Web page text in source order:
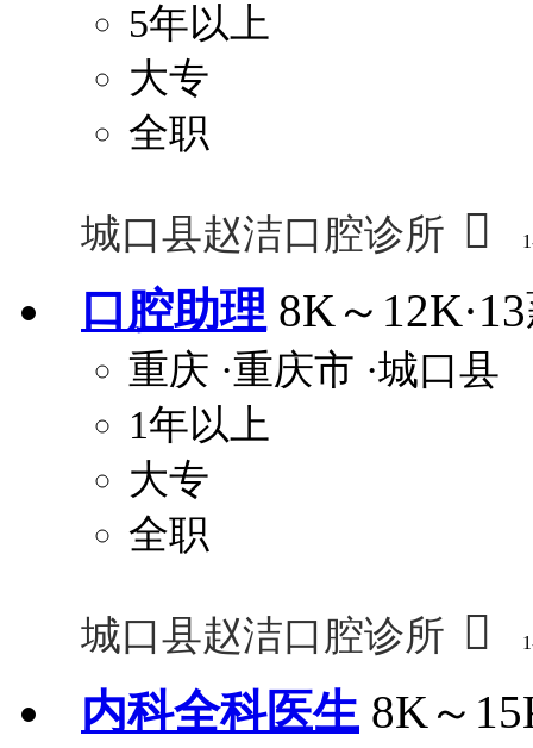
5年以上
大专
全职
城口县赵洁口腔诊所 
口腔助理 8K～
重庆 ·重庆市 ·城口县
1年以上
大专
全职
城口县赵洁口腔诊所 
内科全科医生 8K～